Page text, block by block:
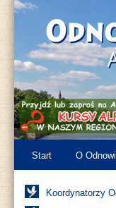
Start O
Koordynatorzy